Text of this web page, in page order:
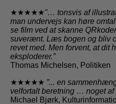
★★★★★"… tonsvis af
man undervejs kan høre
se film ved at skanne
suverænt. Læs bogen og bliv
revet med. Men forvent, at dit
eksploderer.”
Thomas Michelsen, Politiken
★★★★★ ”... en
velfortalt beretning … noget af
Michael Bjørk,